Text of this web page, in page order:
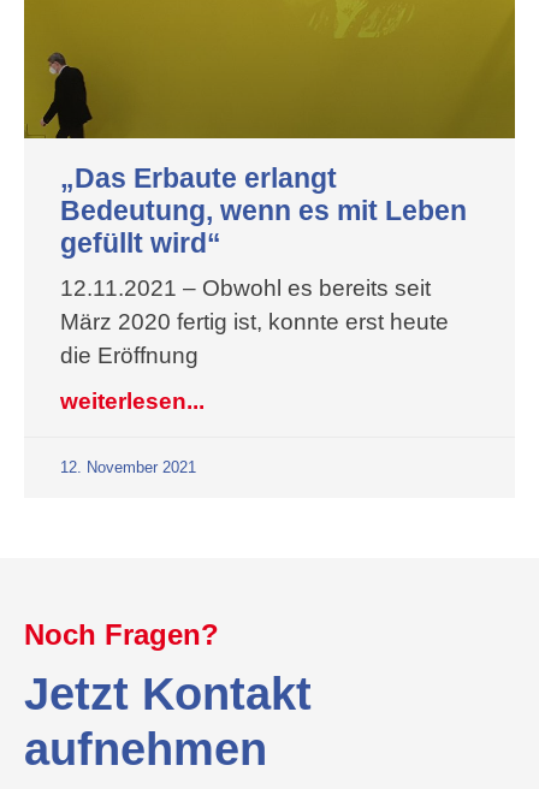
„Das Erbaute erlangt
Bedeutung, wenn es mit Leben
gefüllt wird“
12.11.2021 – Obwohl es bereits seit
März 2020 fertig ist, konnte erst heute
die Eröffnung
weiterlesen...
12. November 2021
Noch Fragen?
Jetzt Kontakt
aufnehmen